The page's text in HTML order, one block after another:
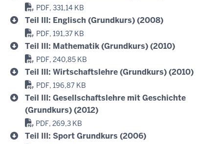
PDF, 331,14 KB
Teil III: Englisch (Grundkurs) (2008)
PDF, 191,37 KB
Teil III: Mathematik (Grundkurs) (2010)
PDF, 240,85 KB
Teil III: Wirtschaftslehre (Grundkurs) (2010)
PDF, 196,87 KB
Teil III: Gesellschaftslehre mit Geschichte
(Grundkurs) (2012)
PDF, 269,3 KB
Teil III: Sport Grundkurs (2006)